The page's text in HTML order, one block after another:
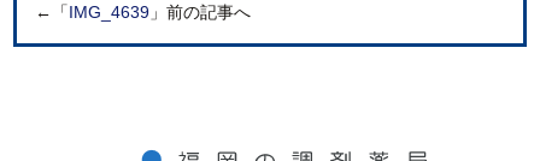
←「IMG_4639 」前の記事へ